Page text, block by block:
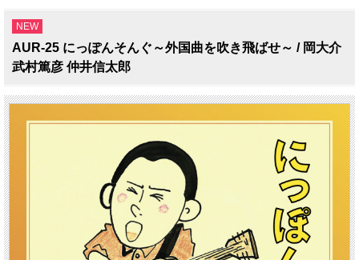
NEW
AUR-25 にっぽんそんぐ～外国曲を吹き飛ばせ～ / 岡大介
武村篤彦 仲井信太郎